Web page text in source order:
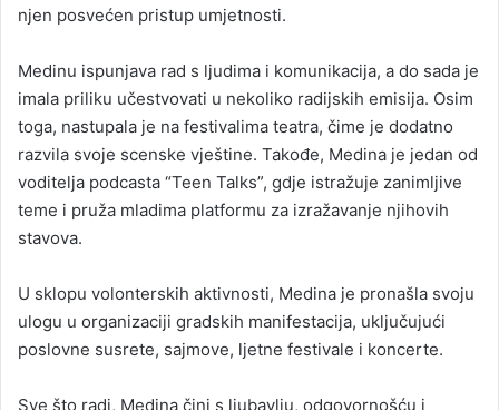
njen posvećen pristup umjetnosti.
Medinu ispunjava rad s ljudima i komunikacija, a do sada je
imala priliku učestvovati u nekoliko radijskih emisija. Osim
toga, nastupala je na festivalima teatra, čime je dodatno
razvila svoje scenske vještine. Takođe, Medina je jedan od
voditelja podcasta “Teen Talks”, gdje istražuje zanimljive
teme i pruža mladima platformu za izražavanje njihovih
stavova.
U sklopu volonterskih aktivnosti, Medina je pronašla svoju
ulogu u organizaciji gradskih manifestacija, uključujući
poslovne susrete, sajmove, ljetne festivale i koncerte.
Sve što radi, Medina čini s ljubavlju, odgovornošću i